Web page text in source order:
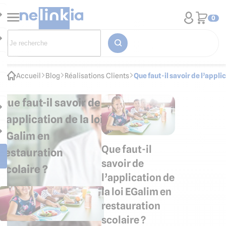
0
Accueil Blog Réalisations Clients Que faut-il savoir de
Que faut-il savoir de
l’application de la loi
EGalim en
restauration
scolaire ?
Que faut-il
savoir de
l’application de
la loi EGalim en
restauration
scolaire ?